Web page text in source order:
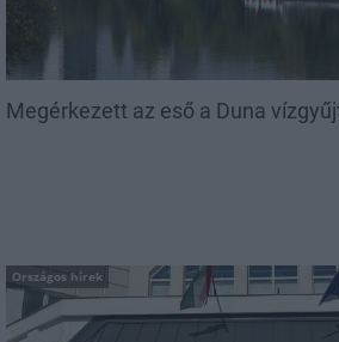
Megérkezett az eső a Duna
Országos hírek